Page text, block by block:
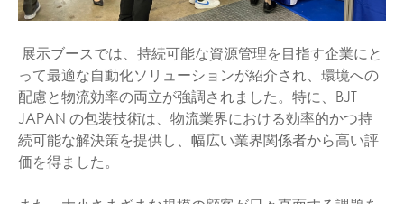
展示ブースでは、持続可能な資源管理を目指す企業にと
って最適な自動化ソリューションが紹介され、環境への
配慮と物流効率の両立が強調されました。特に、BJT
JAPAN の包装技術は、物流業界における効率的かつ持
続可能な解決策を提供し、幅広い業界関係者から高い評
価を得ました。